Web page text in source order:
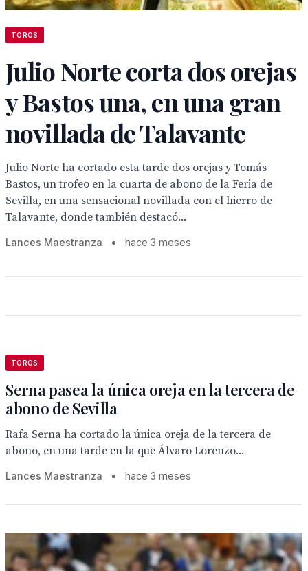
TOROS
Julio Norte corta dos orejas
y Bastos una, en una gran
novillada de Talavante
Julio Norte ha cortado esta tarde dos orejas y Tomás
Bastos, un trofeo en la cuarta de abono de la Feria de
Sevilla, en una sensacional novillada con el hierro de
Talavante, donde también destacó...
Lances Maestranza • hace 3 meses
TOROS
Serna pasea la única oreja en la tercera de
abono de Sevilla
Rafa Serna ha cortado la única oreja de la tercera de
abono, en una tarde en la que Álvaro Lorenzo...
Lances Maestranza • hace 3 meses